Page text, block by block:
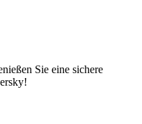
Sie eine sichere